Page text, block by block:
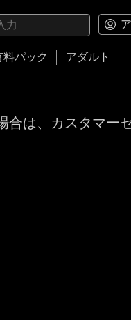
料パック アダルト
は、カスタマー